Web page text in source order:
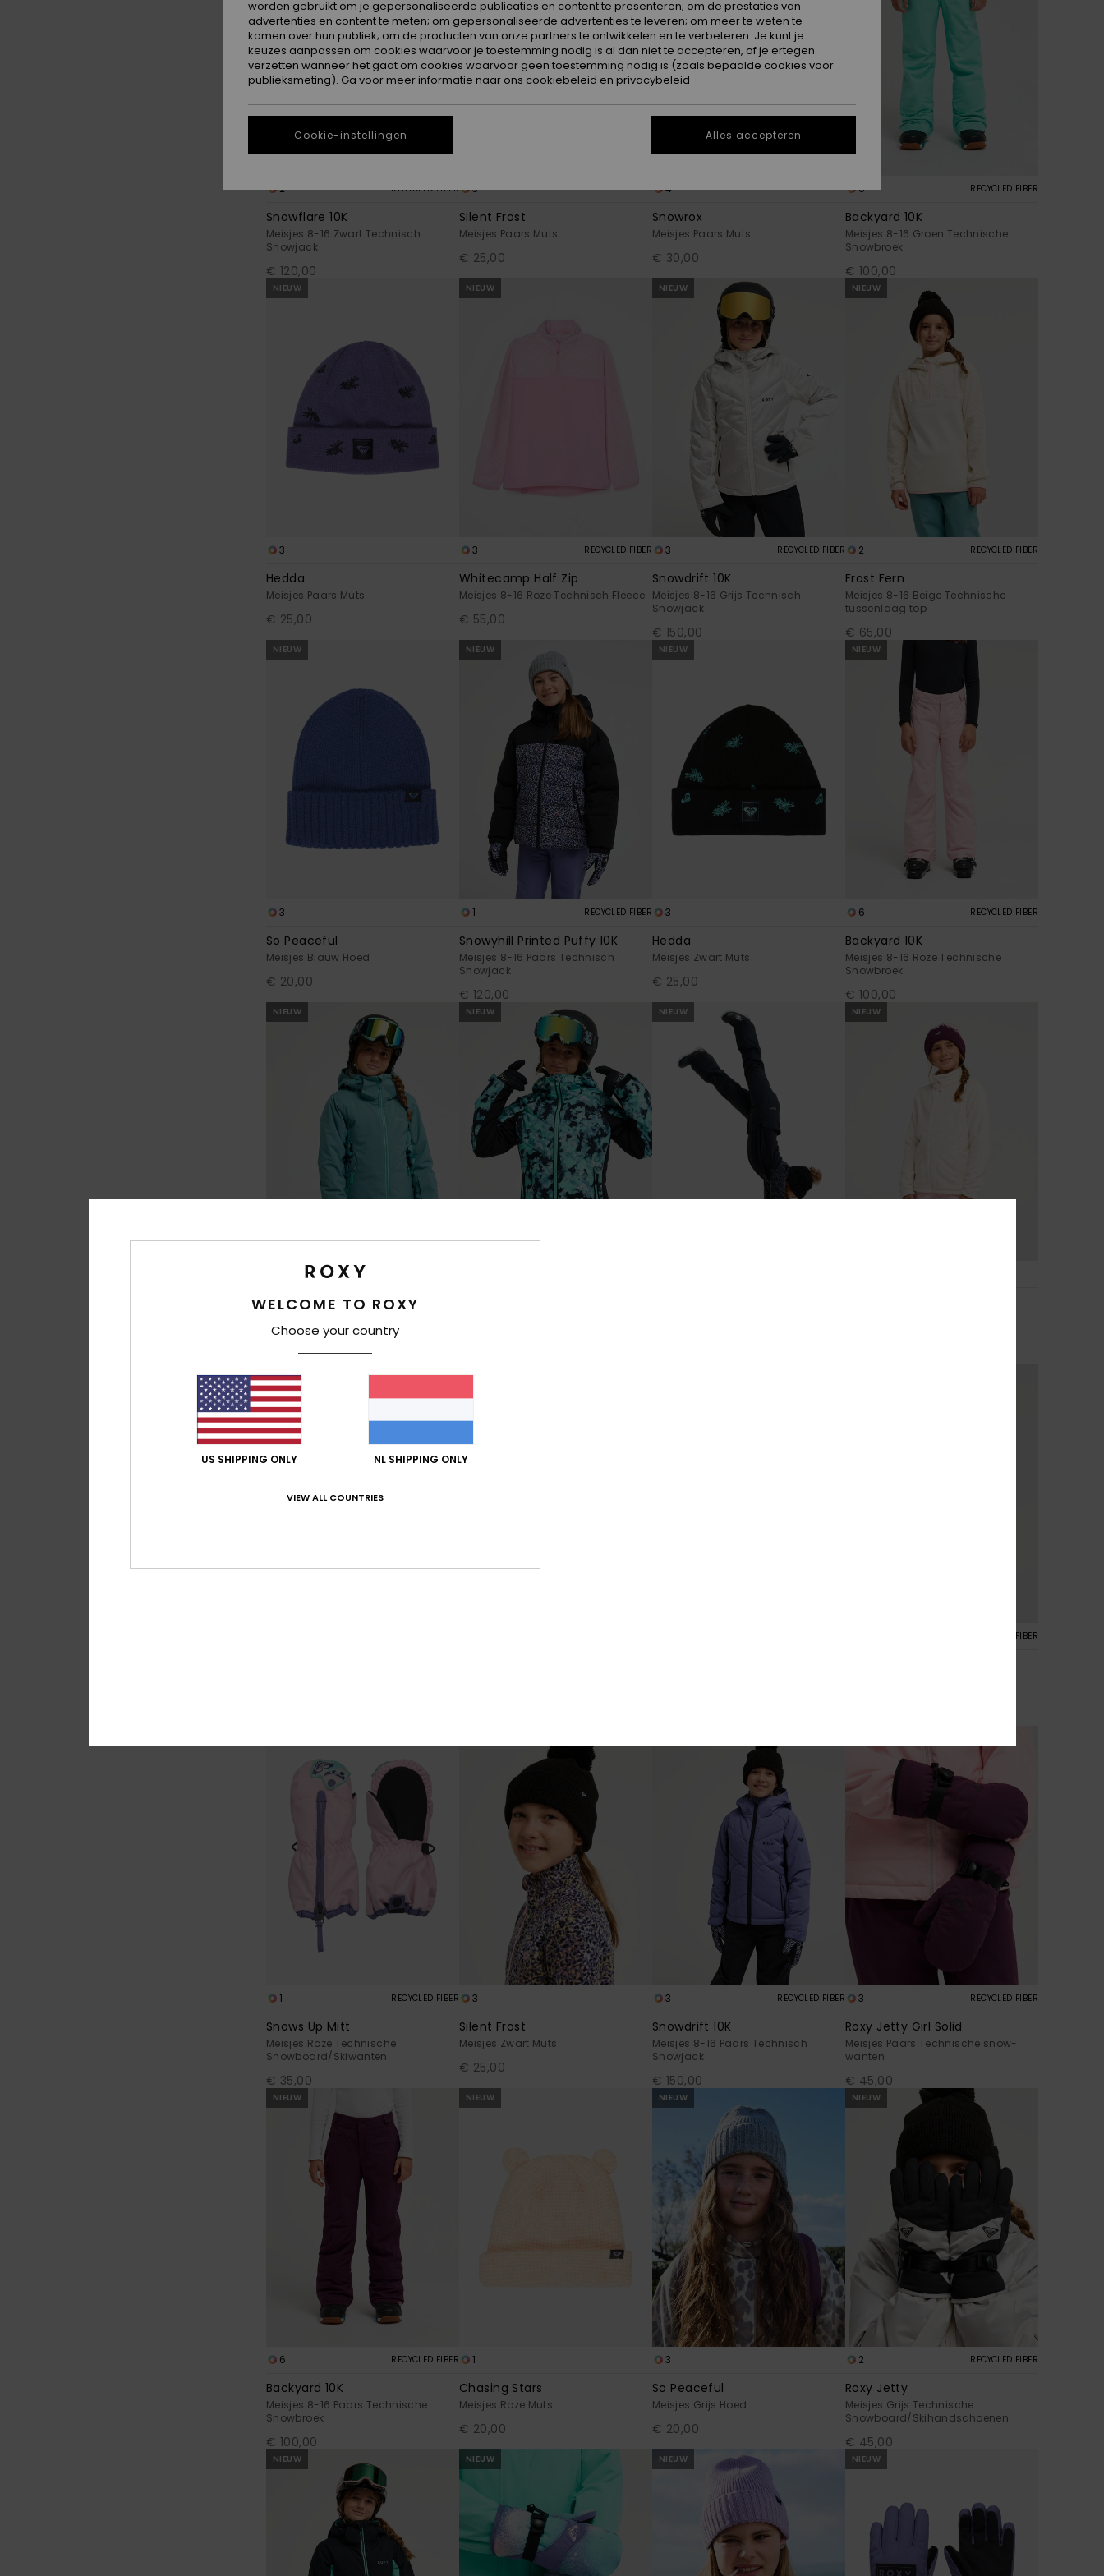
2 RECYCLED FIBER
Snowflare 10K
Meisjes 8-16 Zwart Technisch
Snowjack
€ 120,00
3
Silent Frost
Meisjes Paars Muts
€ 25,00
4
Snowrox
Meisjes Paars Muts
€ 30,00
6 RECYCLED FIBER
Backyard 10K
Meisjes 8-16 Groen Technische
Snowbroek
€ 100,00
NIEUW
3
Hedda
Meisjes Paars Muts
€ 25,00
NIEUW
3 RECYCLED FIBER
Whitecamp Half Zip
Meisjes 8-16 Roze Technisch Fleece
€ 55,00
NIEUW
3 RECYCLED FIBER
Snowdrift 10K
Meisjes 8-16 Grijs Technisch
Snowjack
€ 150,00
NIEUW
2 RECYCLED FIBER
Frost Fern
Meisjes 8-16 Beige Technische
tussenlaag top
€ 65,00
NIEUW
3
So Peaceful
Meisjes Blauw Hoed
€ 20,00
NIEUW
1 RECYCLED FIBER
Snowyhill Printed Puffy 10K
Meisjes 8-16 Paars Technisch
Snowjack
€ 120,00
NIEUW
3
Hedda
Meisjes Zwart Muts
€ 25,00
NIEUW
6 RECYCLED FIBER
Backyard 10K
Meisjes 8-16 Roze Technische
Snowbroek
€ 100,00
NIEUW
Ice Escape 10K
Snowjack
€ 140,00
NIEUW NIEUW NIEUW
NIEUW NIEUW
RECYCLED FIBER
1 RECYCLED FIBER
Snows Up Mitt
Meisjes Roze Technische
Snowboard/Skiwanten
€ 35,00
3
Silent Frost
Meisjes Zwart Muts
€ 25,00
3 RECYCLED FIBER
Snowdrift 10K
Meisjes 8-16 Paars Technisch
Snowjack
€ 150,00
3 RECYCLED FIBER
Roxy Jetty Girl Solid
Meisjes Paars Technische snow-
wanten
€ 45,00
NIEUW
6 RECYCLED FIBER
Backyard 10K
Meisjes 8-16 Paars Technische
Snowbroek
€ 100,00
NIEUW
1
Chasing Stars
Meisjes Roze Muts
€ 20,00
NIEUW
3
So Peaceful
Meisjes Grijs Hoed
€ 20,00
NIEUW
2 RECYCLED FIBER
Roxy Jetty
Meisjes Grijs Technische
Snowboard/Skihandschoenen
€ 45,00
NIEUW NIEUW NIEUW NIEUW
WELCOME TO ROXY
Choose your country
US SHIPPING ONLY NL SHIPPING ONLY
VIEW ALL COUNTRIES
worden gebruikt om je gepersonaliseerde publicaties en content te presenteren; om de prestaties van
advertenties en content te meten; om gepersonaliseerde advertenties te leveren; om meer te weten te
komen over hun publiek; om de producten van onze partners te ontwikkelen en te verbeteren. Je kunt je
keuzes aanpassen om cookies waarvoor je toestemming nodig is al dan niet te accepteren, of je ertegen
verzetten wanneer het gaat om cookies waarvoor geen toestemming nodig is (zoals bepaalde cookies voor
publieksmeting). Ga voor meer informatie naar ons cookiebeleid en privacybeleid
Cookie-instellingen Alles accepteren